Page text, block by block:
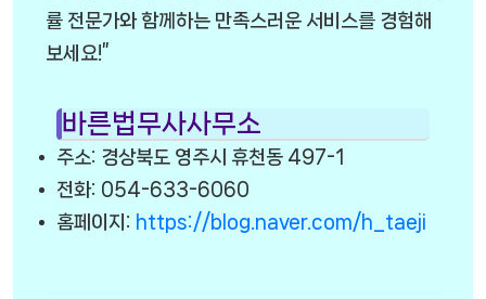
률 전문가와 함께하는 만족스러운 서비스를 경험해
보세요!”
바른법무사사무소
주소: 경상북도 영주시 휴천동 497-1
전화: 054-633-6060
홈페이지: https://blog.naver.com/h_taeji